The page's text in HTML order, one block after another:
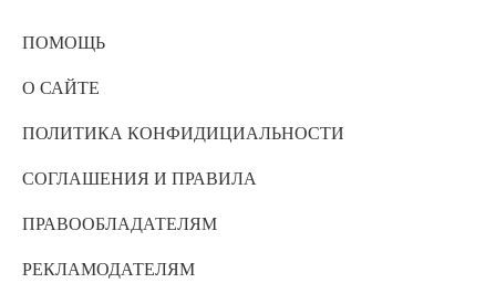
ПОМОЩЬ
О САЙТЕ
ПОЛИТИКА КОНФИДИЦИАЛЬНОСТИ
СОГЛАШЕНИЯ И ПРАВИЛА
ПРАВООБЛАДАТЕЛЯМ
РЕКЛАМОДАТЕЛЯМ